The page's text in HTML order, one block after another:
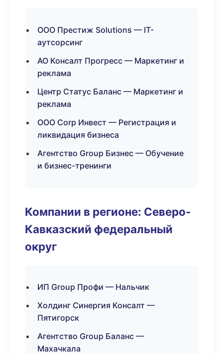
ООО Престиж Solutions — IT-
аутсорсинг
АО Консалт Прогресс — Маркетинг и
реклама
Центр Статус Баланс — Маркетинг и
реклама
ООО Corp Инвест — Регистрация и
ликвидация бизнеса
Агентство Group Бизнес — Обучение
и бизнес-тренинги
Компании в регионе: Северо-
Кавказский федеральный
округ
ИП Group Профи — Нальчик
Холдинг Синергия Консалт —
Пятигорск
Агентство Group Баланс —
Махачкала